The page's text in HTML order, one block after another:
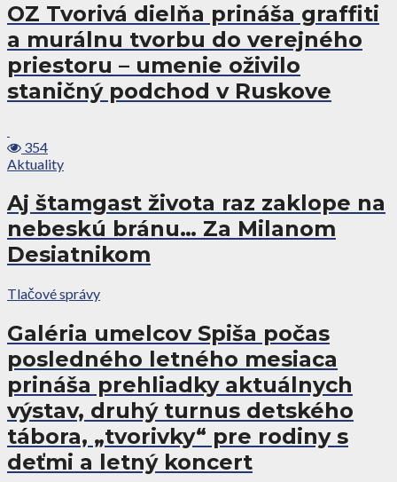
OZ Tvorivá dielňa prináša graffiti
a murálnu tvorbu do verejného
priestoru – umenie oživilo
staničný podchod v Ruskove
354
Aktuality
Aj štamgast života raz zaklope na
nebeskú bránu… Za Milanom
Desiatnikom
Tlačové správy
Galéria umelcov Spiša počas
posledného letného mesiaca
prináša prehliadky aktuálnych
výstav, druhý turnus detského
tábora, „tvorivky“ pre rodiny s
deťmi a letný koncert